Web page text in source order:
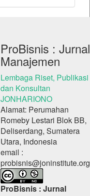
ProBisnis : Jurnal
Manajemen
Lembaga Riset, Publikasi
dan Konsultan
JONHARIONO
Alamat: Perumahan
Romeby Lestari Blok BB,
Deliserdang, Sumatera
Utara, Indonesia
email :
probisnis@joninstitute.org
ProBisnis : Jurnal